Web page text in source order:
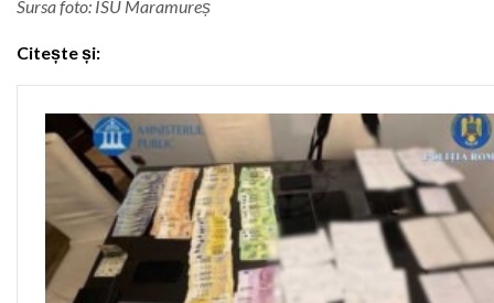
Sursa foto: ISU Maramureș
Citește și: